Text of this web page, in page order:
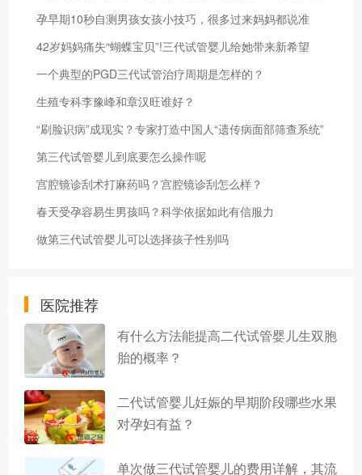
孕早期10秒自测男孩女孩小技巧，很多过来妈妈都说准
42岁妈妈痛失“蝴蝶宝贝”!三代试管婴儿给她带来新希望
一个典型的PGD三代试管治疗周期是怎样的？
生殖专科李豫峰和章汉旺谁好？
“刷脸识病”成现实？专家打造中国人“遗传病面部筛查系统”
第三代试管婴儿到底要怎么操作呢
宫腔镜诊刮术打麻药吗？宫腔镜诊刮怎么样？
春天受孕容易生男孩吗？科学依据如此有信服力
做第三代试管婴儿可以选择孩子性别吗
医院推荐
有什么方法能提高二代试管婴儿生双胞
胎的概率？
二代试管婴儿妊娠的早期阶段哪些水果
对孕妇有益？
单次做三代试管婴儿的费用详解，其流